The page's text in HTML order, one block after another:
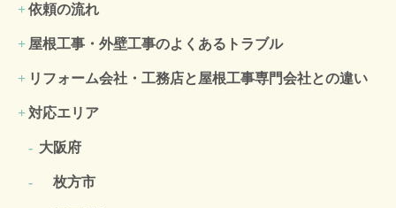
依頼の流れ
屋根工事・外壁工事のよくある トラブル
リフォーム会社・工務店と屋根工事専門会社との違い
対応エリア
大阪府
枚方市